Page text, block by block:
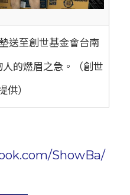
送至創世基金會台南
的燃眉之急。（創世
供）
ShowBa/